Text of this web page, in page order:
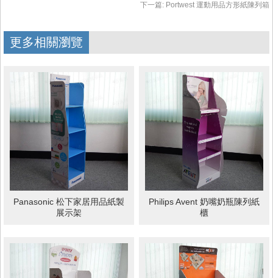
下一篇: Portwest 運動用品方形紙陳列箱
更多相關瀏覽
Panasonic 松下家居用品紙製
展示架
Philips Avent 奶嘴奶瓶陳列紙
櫃